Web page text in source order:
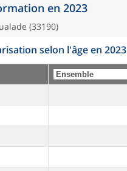
en 2023
(33190)
selon l'âge en 2023